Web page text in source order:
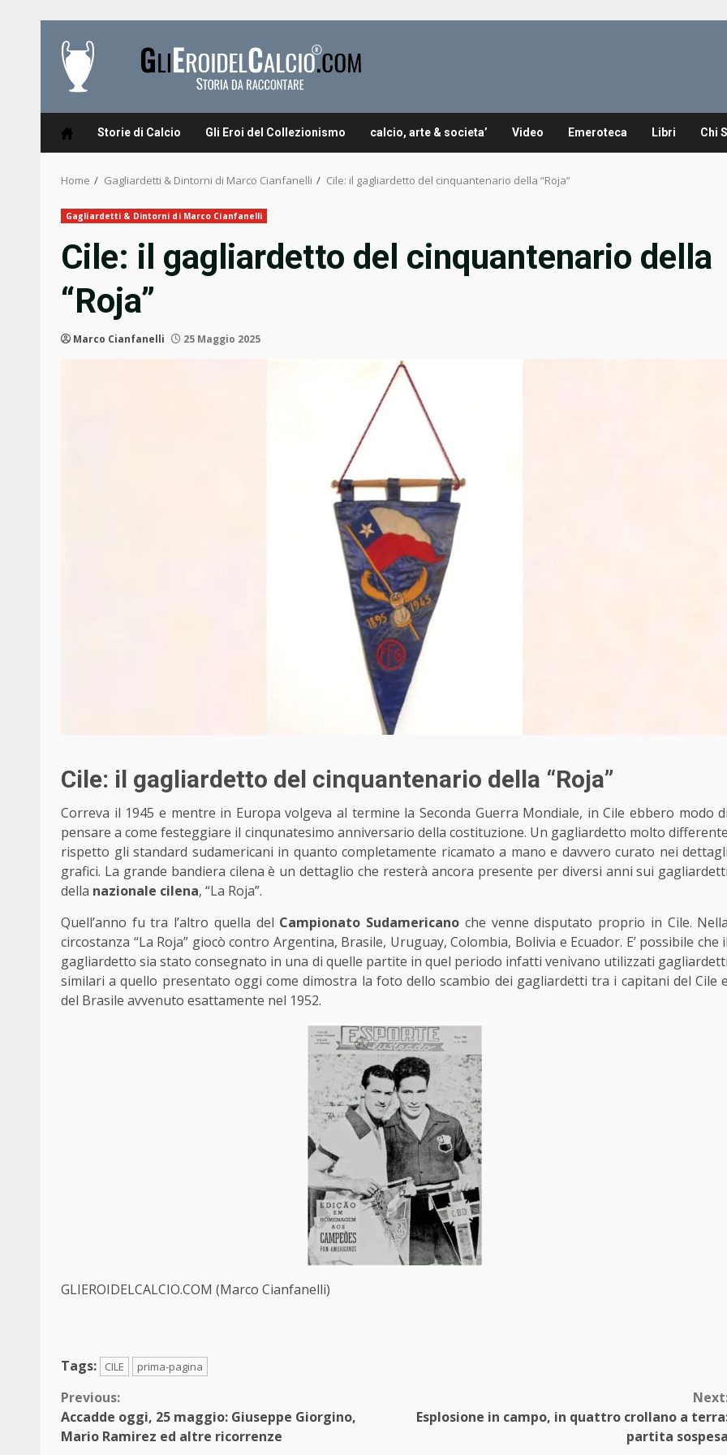
content
Storie di Calcio Gli Eroi del Collezionismo calcio, arte & societa’ Video Emeroteca Libri Chi
Home Gagliardetti & Dintorni di Marco Cianfanelli Cile: il gagliardetto del cinquantenario della “Roja”
Gagliardetti & Dintorni di Marco Cianfanelli
Cile: il gagliardetto del cinquantenario della
“Roja”
Marco Cianfanelli 25 Maggio 2025
Cile: il gagliardetto del cinquantenario della “Roja”
Correva il 1945 e mentre in Europa volgeva al termine la Seconda Guerra Mondiale, in Cile ebbero modo di
pensare a come festeggiare il cinqunatesimo anniversario della costituzione. Un gagliardetto molto differente
rispetto gli standard sudamericani in quanto completamente ricamato a mano e davvero curato nei dettagli
grafici. La grande bandiera cilena è un dettaglio che resterà ancora presente per diversi anni sui gagliardetti
della nazionale cilena, “La Roja”.
Quell’anno fu tra l’altro quella del Campionato Sudamericano che venne disputato proprio in Cile. Nella
circostanza “La Roja” giocò contro Argentina, Brasile, Uruguay, Colombia, Bolivia e Ecuador. E’ possibile che il
gagliardetto sia stato consegnato in una di quelle partite in quel periodo infatti venivano utilizzati gagliardetti
similari a quello presentato oggi come dimostra la foto dello scambio dei gagliardetti tra i capitani del Cile e
del Brasile avvenuto esattamente nel 1952.
GLIEROIDELCALCIO.COM (Marco Cianfanelli)
Tags: CILE prima-pagina
Continue
Reading
Previous:
Accadde oggi, 25 maggio: Giuseppe Giorgino,
Mario Ramirez ed altre ricorrenze
Esplosione in campo, in quattro crollano a
partita sospesa